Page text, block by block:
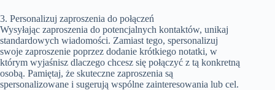
3. Personalizuj zaproszenia do połączeń
Wysyłając zaproszenia do potencjalnych kontaktów, unikaj
standardowych wiadomości. Zamiast tego, spersonalizuj
swoje zaproszenie poprzez dodanie krótkiego notatki, w
którym wyjaśnisz dlaczego chcesz się połączyć z tą konkretną
osobą. Pamiętaj, że skuteczne zaproszenia są
spersonalizowane i sugerują wspólne zainteresowania lub cel.